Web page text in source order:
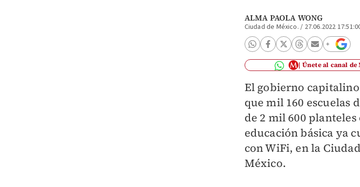
ALMA PAOLA WONG
Ciudad de México. / 27.06.2022
Únete al canal
El gobierno
que mil 160 escuelas
de 2 mil 600 planteles
educación básica ya
con WiFi, en la
México.